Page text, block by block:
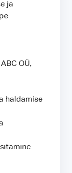
ja
OÜ,
haldamise